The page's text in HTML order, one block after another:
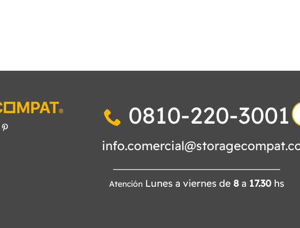
0810-220-3001
Atención Lunes a viernes de 8 a 17.30 hs